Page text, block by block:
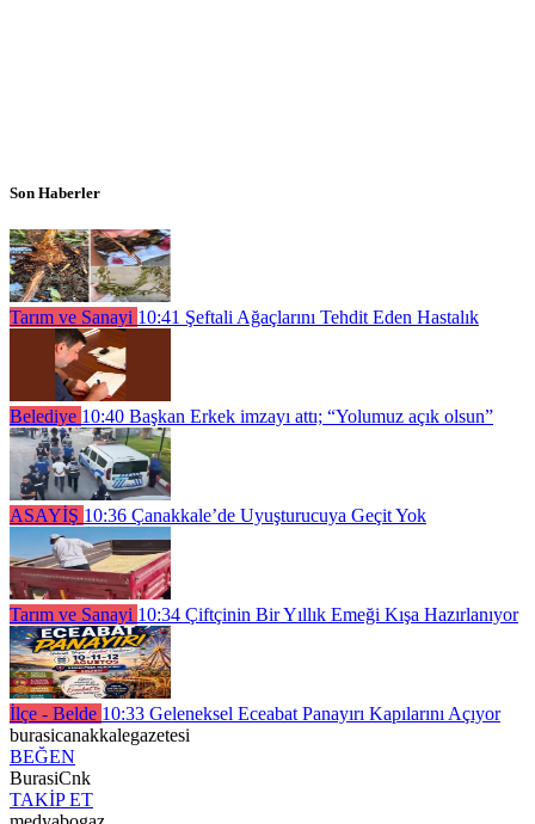
Son Haberler
Tarım ve Sanayi 10:41 Şeftali Ağaçlarını Tehdit Eden Hastalık
Belediye 10:40 Başkan Erkek imzayı attı; “Yolumuz açık olsun”
ASAYİŞ 10:36 Çanakkale’de Uyuşturucuya Geçit Yok
Tarım ve Sanayi 10:34 Çiftçinin Bir Yıllık Emeği Kışa Hazırlanıyor
İlçe - Belde 10:33 Geleneksel Eceabat Panayırı Kapılarını Açıyor
burasicanakkalegazetesi
BEĞEN
BurasiCnk
TAKİP ET